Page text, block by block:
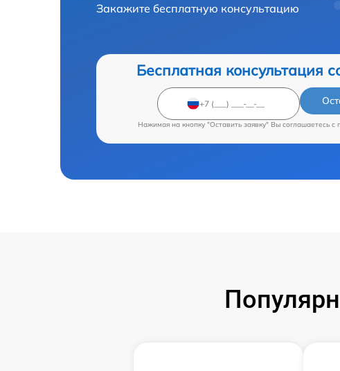
Закажите бесплатную консультацию
Бесплатная консультация
Нажимая на кнопку "Оставить заявку" Вы соглашаетесь c